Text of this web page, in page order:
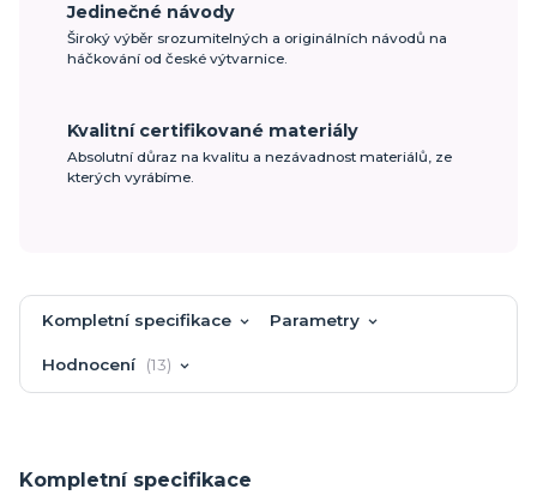
Jedinečné návody
Široký výběr srozumitelných a originálních návodů na
háčkování od české výtvarnice.
Kvalitní certifikované materiály
Absolutní důraz na kvalitu a nezávadnost materiálů, ze
kterých vyrábíme.
Kompletní specifikace Parametry
Hodnocení 13
Kompletní specifikace